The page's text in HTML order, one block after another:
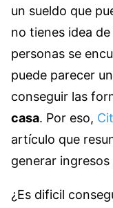
un sueldo que
no tienes idea
personas se
puede parecer
conseguir las
casa. Por eso,
artículo que
generar ingresos
¿Es dificil